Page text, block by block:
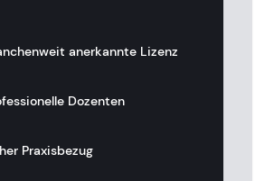
anerkannte Lizenz
Dozenten
Praxisbezug